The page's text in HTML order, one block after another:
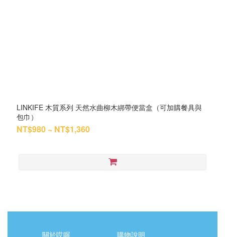
LINKIFE 木質系列 天然水曲柳木綁帶便當盒（可加購餐具與
包巾）
NT$980 ~ NT$1,360
關於哎喔 購物說明